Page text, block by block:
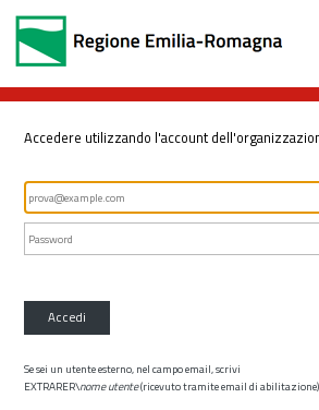
Accedere utilizzando l'account
Accedi
Se sei un utente esterno, nel campo email, scrivi
EXTRARER\nome utente(ricevuto tramite email di abilitazione)